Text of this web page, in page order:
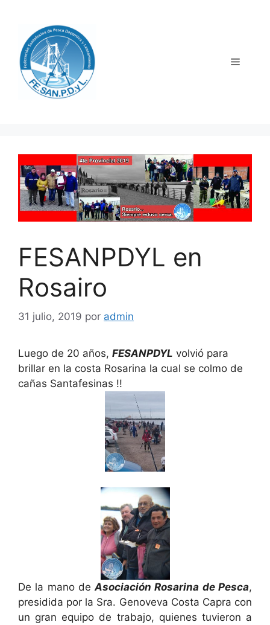
contenido
Menú
FESANPDYL en
Rosairo
31 julio, 2019 por admin
Luego de 20 años, FESANPDYL volvió para
brillar en la costa Rosarina la cual se colmo de
cañas Santafesinas !!
De la mano deAsociación Rosarina de Pesca,
presidida por la Sra. Genoveva Costa Capra con
un gran equipo de trabajo, quienes tuvieron a